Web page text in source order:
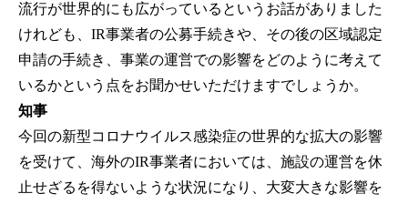
流行が世界的にも広がっているというお話がありました
けれども、IR事業者の公募手続きや、その後の区域認定
申請の手続き、事業の運営での影響をどのように考えて
いるかという点をお聞かせいただけますでしょうか。
知事
今回の新型コロナウイルス感染症の世界的な拡大の影響
を受けて、海外のIR事業者においては、施設の運営を休
止せざるを得ないような状況になり、大変大きな影響を